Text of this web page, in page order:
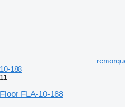
10-188
11
Floor FLA-10-188